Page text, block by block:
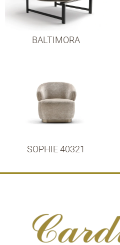
BALTIMORA
SOPHIE 40321